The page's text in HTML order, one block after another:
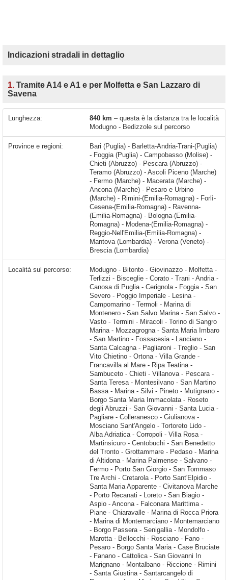
Indicazioni stradali in dettaglio
1. Tramite A14 e A1 e per Molfetta e San Lazzaro di
Savena
Lunghezza: 840 km – questa è la distanza tra le località
Modugno - Bedizzole sul percorso
Province e regioni:
Bari (Puglia) - Barletta-Andria-Trani-(Puglia)
- Foggia (Puglia) - Campobasso (Molise) -
Chieti (Abruzzo) - Pescara (Abruzzo) -
Teramo (Abruzzo) - Ascoli Piceno (Marche)
- Fermo (Marche) - Macerata (Marche) -
Ancona (Marche) - Pesaro e Urbino
(Marche) - Rimini-(Emilia-Romagna) - Forlì-
Cesena-(Emilia-Romagna) - Ravenna-
(Emilia-Romagna) - Bologna-(Emilia-
Romagna) - Modena-(Emilia-Romagna) -
Reggio-Nell'Emilia-(Emilia-Romagna) -
Mantova (Lombardia) - Verona (Veneto) -
Brescia (Lombardia)
Località sul percorso: Modugno - Bitonto - Giovinazzo - Molfetta - Terlizzi - Bisceglie - Corato - Trani - Andria - Canosa di Puglia - Cerignola - Foggia - San Severo - Poggio Imperiale - Lesina - Campomarino - Termoli - Marina di Montenero - San Salvo Marina - San Salvo - Vasto - Termini - Miracoli - Torino di Sangro Marina - Mozzagrogna - Santa Maria Imbaro - San Martino - Fossacesia - Lanciano - Santa Calcagna - Pagliaroni - Treglio - San Vito Chietino - Ortona - Villa Grande - Francavilla al Mare - Ripa Teatina - Sambuceto